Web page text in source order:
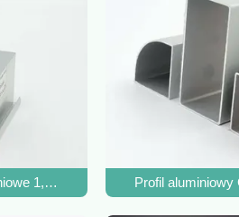
1,2 mm dla Libii Izrael Irak
Profil aluminiowy